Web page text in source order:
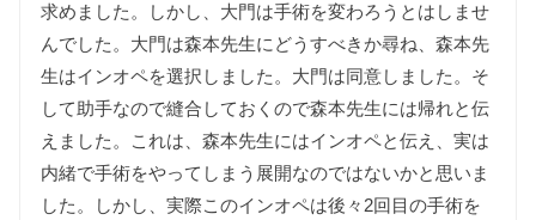
求めました。しかし、大門は手術を変わろうとはしませ
んでした。大門は森本先生にどうすべきか尋ね、森本先
生はインオペを選択しました。大門は同意しました。そ
して助手なので縫合しておくので森本先生には帰れと伝
えました。これは、森本先生にはインオペと伝え、実は
内緒で手術をやってしまう展開なのではないかと思いま
した。しかし、実際このインオペは後々2回目の手術を